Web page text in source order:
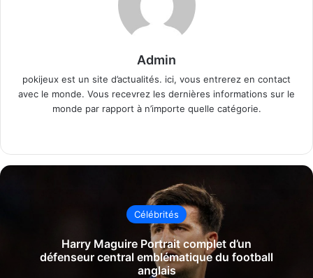
Admin
pokijeux est un site d’actualités. ici, vous entrerez en contact
avec le monde. Vous recevrez les dernières informations sur le
monde par rapport à n’importe quelle catégorie.
Célébrités
Harry Maguire Portrait complet d’un
défenseur central emblématique du football
anglais